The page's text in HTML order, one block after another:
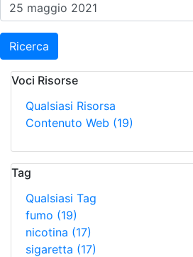
Ricerca
Voci Risorse
Qualsiasi Risorsa
Contenuto Web (19)
Tag
Qualsiasi Tag
fumo (19)
nicotina (17)
sigaretta (17)